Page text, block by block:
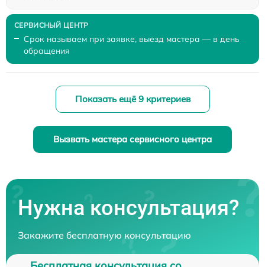
Срок называем при заявке, выезд мастера — в день
обращения
Показать ещё 9 критериев
Вызвать мастера сервисного центра
Нужна консультация?
Закажите бесплатную консультацию